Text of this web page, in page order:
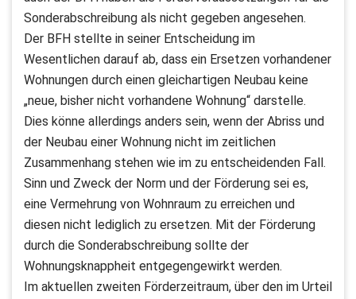
Sonderabschreibung als nicht gegeben angesehen.
Der BFH stellte in seiner Entscheidung im
Wesentlichen darauf ab, dass ein Ersetzen vorhandener
Wohnungen durch einen gleichartigen Neubau keine
„neue, bisher nicht vorhandene Wohnung“ darstelle.
Dies könne allerdings anders sein, wenn der Abriss und
der Neubau einer Wohnung nicht im zeitlichen
Zusammenhang stehen wie im zu entscheidenden Fall.
Sinn und Zweck der Norm und der Förderung sei es,
eine Vermehrung von Wohnraum zu erreichen und
diesen nicht lediglich zu ersetzen. Mit der Förderung
durch die Sonderabschreibung sollte der
Wohnungsknappheit entgegengewirkt werden.
Im aktuellen zweiten Förderzeitraum, über den im Urteil